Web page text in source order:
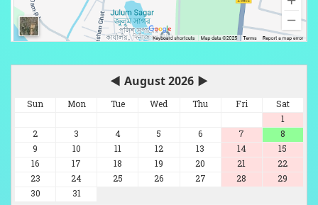
◀ August 2026 ▶
Sun Mon Tue Wed Thu Fri
Sat
1
2
3 4 5 6 7
8
9
10 11 12 13 14
15
16
17 18 19 20 21
22
23
24 25 26 27 28
29
30
31